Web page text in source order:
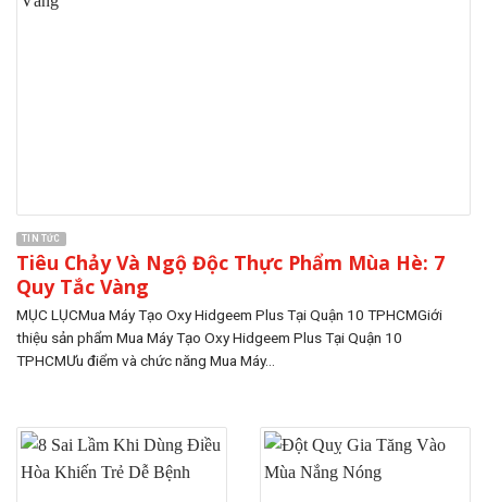
TIN TỨC
Tiêu Chảy Và Ngộ Độc Thực Phẩm Mùa Hè: 7
Quy Tắc Vàng
MỤC LỤCMua Máy Tạo Oxy Hidgeem Plus Tại Quận 10 TPHCMGiới
thiệu sản phẩm Mua Máy Tạo Oxy Hidgeem Plus Tại Quận 10
TPHCMƯu điểm và chức năng Mua Máy...